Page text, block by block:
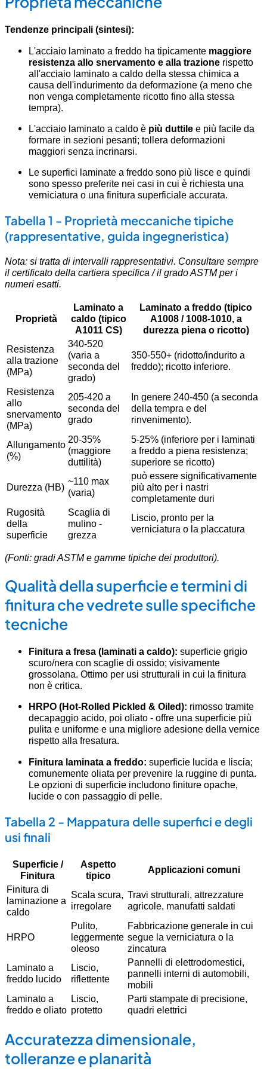
Tendenze principali (sintesi):
L'acciaio laminato a freddo ha tipicamente maggiore
resistenza allo snervamento e alla trazione rispetto
all'acciaio laminato a caldo della stessa chimica a
causa dell'indurimento da deformazione (a meno che
non venga completamente ricotto fino alla stessa
tempra).
L'acciaio laminato a caldo è più duttile e più facile da
formare in sezioni pesanti; tollera deformazioni
maggiori senza incrinarsi.
Le superfici laminate a freddo sono più lisce e quindi
sono spesso preferite nei casi in cui è richiesta una
verniciatura o una finitura superficiale accurata.
Tabella 1 - Proprietà meccaniche tipiche
(rappresentative, guida ingegneristica)
Nota: si tratta di intervalli rappresentativi. Consultare sempre
il certificato della cartiera specifica / il grado ASTM per i
numeri esatti.
Proprietà
Laminato a
caldo (tipico
A1011 CS)
Laminato a freddo (tipico
A1008 / 1008-1010, a
durezza piena o ricotto)
Resistenza
alla trazione
(MPa)
340-520
(varia a
seconda del
grado)
350-550+ (ridotto/indurito a
freddo); ricotto inferiore.
Resistenza
allo
snervamento
(MPa)
205-420 a
seconda del
grado
In genere 240-450 (a seconda
della tempra e del
rinvenimento).
Allungamento
(%)
20-35%
(maggiore
duttilità)
5-25% (inferiore per i laminati
a freddo a piena resistenza;
superiore se ricotto)
Durezza (HB)
~110 max
(varia)
può essere significativamente
più alto per i nastri
completamente duri
Rugosità
della
superficie
Scaglia di
mulino -
grezza
Liscio, pronto per la
verniciatura o la placcatura
(Fonti: gradi ASTM e gamme tipiche dei produttori).
Qualità della superficie e termini di
finitura che vedrete sulle specifiche
tecniche
Finitura a fresa (laminati a caldo): superficie grigio
scuro/nera con scaglie di ossido; visivamente
grossolana. Ottimo per usi strutturali in cui la finitura
non è critica.
HRPO (Hot-Rolled Pickled & Oiled): rimosso tramite
decapaggio acido, poi oliato - offre una superficie più
pulita e uniforme e una migliore adesione della vernice
rispetto alla fresatura.
Finitura laminata a freddo: superficie lucida e liscia;
comunemente oliata per prevenire la ruggine di punta.
Le opzioni di superficie includono finiture opache,
lucide o con passaggio di pelle.
Tabella 2 - Mappatura delle superfici e degli
usi finali
Superficie /
Finitura
Aspetto
tipico
Applicazioni comuni
Finitura di
laminazione a
caldo
Scala scura,
irregolare
Travi strutturali, attrezzature
agricole, manufatti saldati
HRPO
Pulito,
leggermente
oleoso
Fabbricazione generale in cui
segue la verniciatura o la
zincatura
Laminato a
freddo lucido
Liscio,
riflettente
Pannelli di elettrodomestici,
pannelli interni di automobili,
mobili
Laminato a
freddo e oliato
Liscio,
protetto
Parti stampate di precisione,
quadri elettrici
Accuratezza dimensionale,
tolleranze e planarità